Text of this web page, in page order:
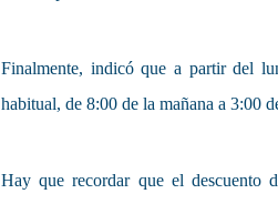
Finalmente, indicó que a partir del
habitual, de 8:00 de la mañana a 3:00
Hay que recordar que el descuento